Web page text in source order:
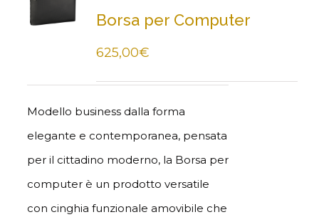
Borsa per Computer
625,00€
Modello business dalla forma
elegante e contemporanea, pensata
per il cittadino moderno, la Borsa per
computer è un prodotto versatile
con cinghia funzionale amovibile che